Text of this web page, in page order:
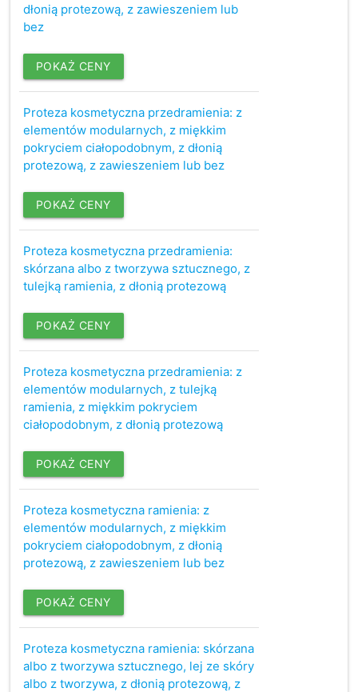
dłonią protezową, z zawieszeniem lub
bez
POKAŻ CENY
Proteza kosmetyczna przedramienia: z
elementów modularnych, z miękkim
pokryciem ciałopodobnym, z dłonią
protezową, z zawieszeniem lub bez
POKAŻ CENY
Proteza kosmetyczna przedramienia:
skórzana albo z tworzywa sztucznego, z
tulejką ramienia, z dłonią protezową
POKAŻ CENY
Proteza kosmetyczna przedramienia: z
elementów modularnych, z tulejką
ramienia, z miękkim pokryciem
ciałopodobnym, z dłonią protezową
POKAŻ CENY
Proteza kosmetyczna ramienia: z
elementów modularnych, z miękkim
pokryciem ciałopodobnym, z dłonią
protezową, z zawieszeniem lub bez
POKAŻ CENY
Proteza kosmetyczna ramienia: skórzana
albo z tworzywa sztucznego, lej ze skóry
albo z tworzywa, z dłonią protezową, z